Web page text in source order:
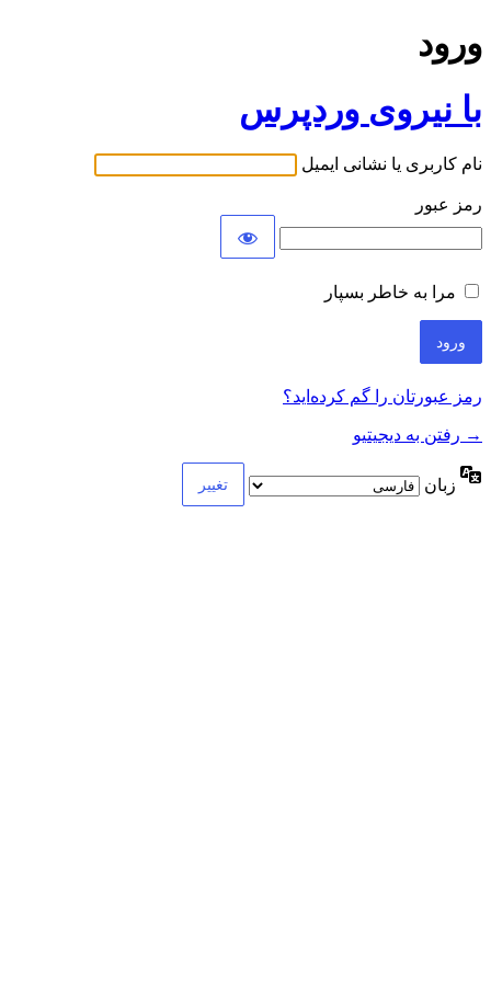
ورود
با نیروی وردپرس
نام کاربری یا نشانی ایمیل
رمز عبور
مرا به خاطر بسپار
رمز عبورتان را گم کرده‌اید؟
→ رفتن به دیجیتیو
زبان